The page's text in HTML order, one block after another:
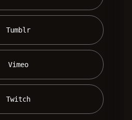
Tumblr
Vimeo
Twitch